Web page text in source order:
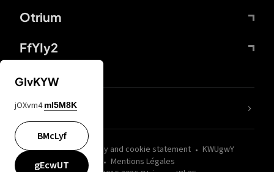
Otrium
FfYIy2
wZQPfd Privacy and cookie statement
KWUgwY
Mentions Légales
nLC6tu
GIvKYW
jOXvm4 mI5M8K
BMcLyf
gEcwUT